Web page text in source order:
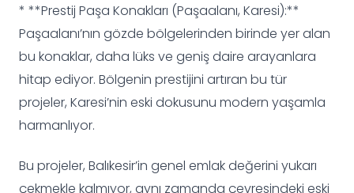
* **Prestij Paşa Konakları (Paşaalanı, Karesi):**
Paşaalanı’nın gözde bölgelerinden birinde yer alan
bu konaklar, daha lüks ve geniş daire arayanlara
hitap ediyor. Bölgenin prestijini artıran bu tür
projeler, Karesi’nin eski dokusunu modern yaşamla
harmanlıyor.
Bu projeler, Balıkesir’in genel emlak değerini yukarı
çekmekle kalmıyor, aynı zamanda çevresindeki eski